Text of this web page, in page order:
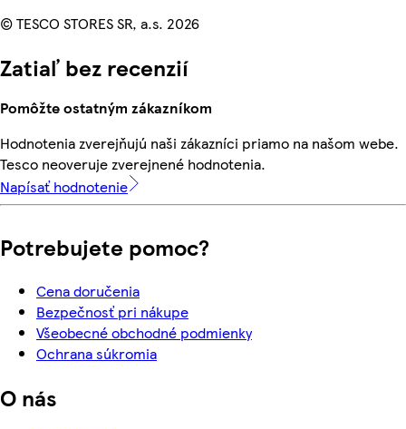
© TESCO STORES SR, a.s. 2026
Zatiaľ bez recenzií
Pomôžte ostatným zákazníkom
Hodnotenia zverejňujú naši zákazníci priamo na našom webe.
Tesco neoveruje zverejnené hodnotenia.
Napísať hodnotenie
Potrebujete pomoc?
Cena doručenia
Bezpečnosť pri nákupe
Všeobecné obchodné podmienky
Ochrana súkromia
O nás